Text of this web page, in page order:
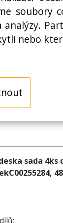
soubory
analýzy.
nebo
sada 4ks